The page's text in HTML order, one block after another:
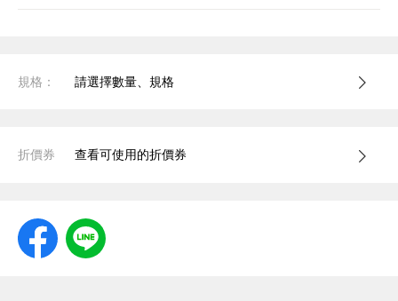
規格： 請選擇數量、規格
折價券 查看可使用的折價券